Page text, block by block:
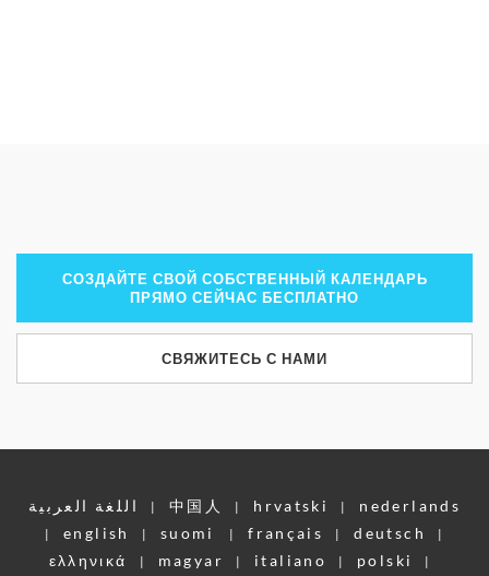
СОЗДАЙТЕ СВОЙ СОБСТВЕННЫЙ КАЛЕНДАРЬ
ПРЯМО СЕЙЧАС БЕСПЛАТНО
СВЯЖИТЕСЬ С НАМИ
اللغة العربية | 中国人 | hrvatski | nederlands
| english | suomi | français | deutsch |
ελληνικά | magyar | italiano | polski |